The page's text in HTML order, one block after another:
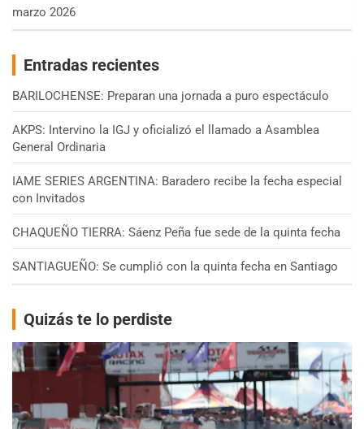
marzo 2026
Entradas recientes
BARILOCHENSE: Preparan una jornada a puro espectáculo
AKPS: Intervino la IGJ y oficializó el llamado a Asamblea
General Ordinaria
IAME SERIES ARGENTINA: Baradero recibe la fecha especial
con Invitados
CHAQUEÑO TIERRA: Sáenz Peña fue sede de la quinta fecha
SANTIAGUEÑO: Se cumplió con la quinta fecha en Santiago
Quizás te lo perdiste